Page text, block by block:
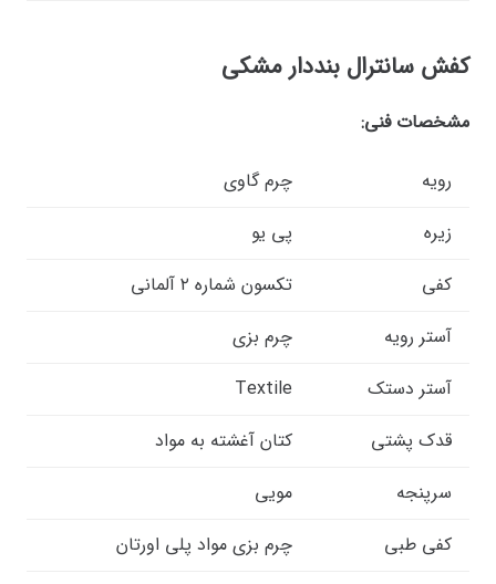
کفش سانترال بنددار مشکی
مشخصات فنی:
رویه
چرم گاوی
زیره
پی یو
کفی
تکسون شماره ۲ آلمانی
آستر رویه
چرم بزی
آستر دستک
Textile
قدک پشتی
کتان آغشته به مواد
سرپنجه
مویی
کفی طبی
چرم بزی مواد پلی اورتان